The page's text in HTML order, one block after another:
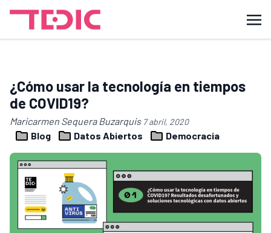
¿Cómo usar la tecnología en tiempos
de COVID19?
Maricarmen Sequera Buzarquis 7 abril, 2020
Blog Datos Abiertos Democracia